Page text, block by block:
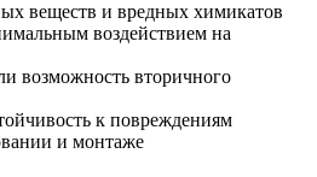
веществ и вредных химикатов
воздействием на
возможность вторичного
к повреждениям
и монтаже